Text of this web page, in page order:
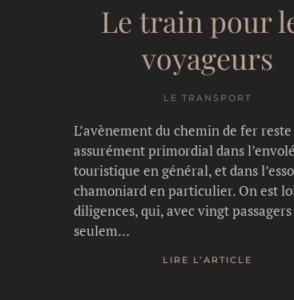
Le train pour
voyageurs
LE TRANSPORT
L’avènement du chemin de fer reste
assurément primordial dans
touristique en général, et dans
chamoniard en particulier. On est
diligences, qui, avec vingt passagers
seulem…
LIRE L’ARTICLE